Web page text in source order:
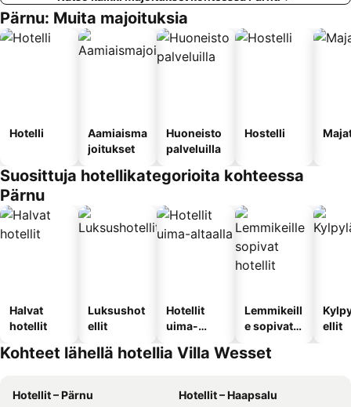
Pärnu: Muita majoituksia
Hotelli
Aamiaisma
joitukset
Huoneisto
palveluilla
Hostelli
Suosittuja hotellikategorioita kohteessa
Pärnu
Halvat
hotellit
Luksushot
ellit
Hotellit
uima-
Lemmikeill
e sopivat
ellit
Kohteet lähellä hotellia Villa Wesset
Hotellit – Pärnu
Hotellit – Haapsalu